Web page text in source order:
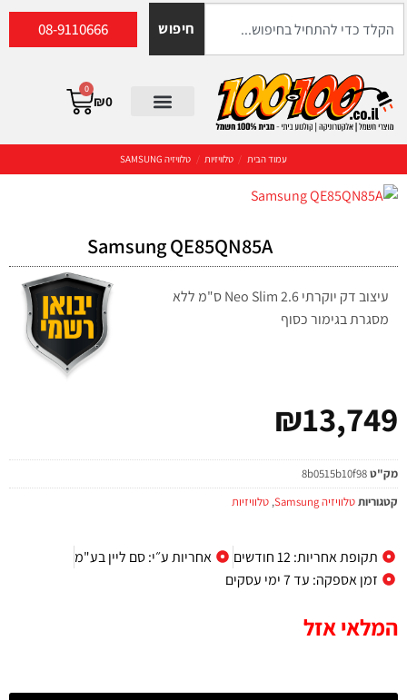
חיפוש 08-9110666
₪0
0
עמוד הבית / טלוויזיות / טלוויזיה SAMSUNG
Samsung QE85QN85A
עיצוב דק יוקרתי Neo Slim 2.6 ס"מ ללא
מסגרת בגימור כסוף
₪13,749
מק"ט8b0515b10f98
קטגוריותטלוויזיה Samsung , טלוויזיות
תקופת אחריות: 12 חודשים
אחריות ע״י: סם ליין בע"מ
זמן אספקה: עד 7 ימי עסקים
המלאי אזל